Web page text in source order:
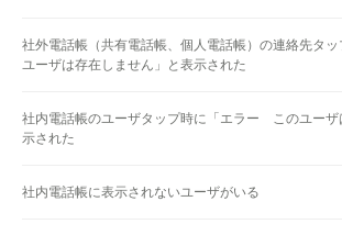
社外電話帳（共有電話帳、個人電話帳）の連絡先タ
ユーザは存在しません」と表示された
社内電話帳のユーザタップ時に「エラー このユーザ
示された
社内電話帳に表示されないユーザがいる